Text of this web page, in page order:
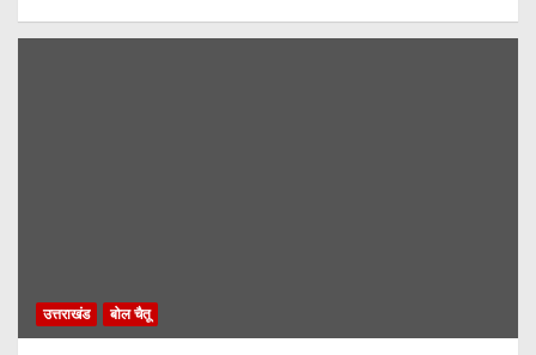
उत्तराखंड बोल चैतू